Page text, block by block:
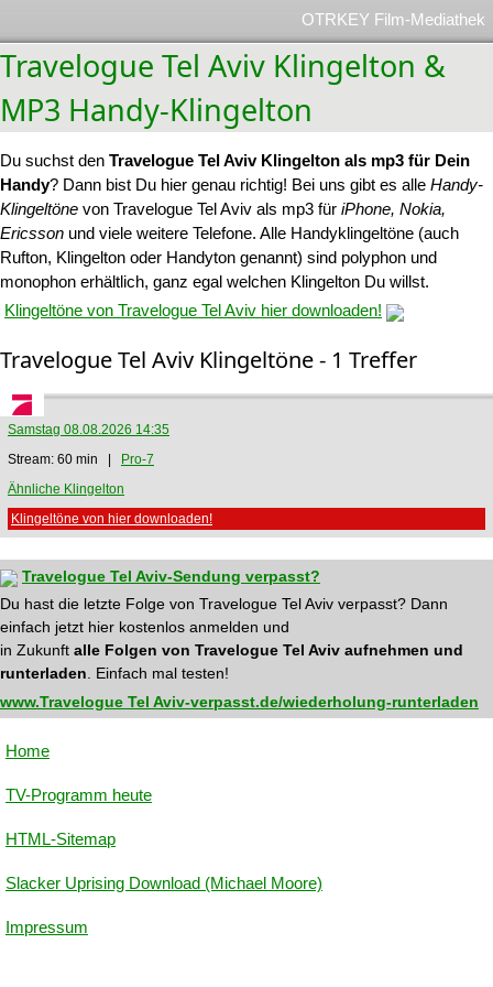
OTRKEY Film-Mediathek
Travelogue Tel Aviv Klingelton &
MP3 Handy-Klingelton
Du suchst den Travelogue Tel Aviv Klingelton als mp3 für Dein
Handy? Dann bist Du hier genau richtig! Bei uns gibt es alle Handy-
Klingeltöne von Travelogue Tel Aviv als mp3 für iPhone, Nokia,
Ericsson und viele weitere Telefone. Alle Handyklingeltöne (auch
Rufton, Klingelton oder Handyton genannt) sind polyphon und
monophon erhältlich, ganz egal welchen Klingelton Du willst.
Klingeltöne von Travelogue Tel Aviv hier downloaden!
Travelogue Tel Aviv Klingeltöne - 1 Treffer
Samstag 08.08.2026 14:35
Stream: 60 min |
Pro-7
Ähnliche Klingelton
Klingeltöne von hier downloaden!
Travelogue Tel Aviv-Sendung verpasst?
Du hast die letzte Folge von Travelogue Tel Aviv verpasst? Dann
einfach jetzt hier kostenlos anmelden und
in Zukunft alle Folgen von Travelogue Tel Aviv aufnehmen und
runterladen . Einfach mal testen!
www.Travelogue Tel Aviv-verpasst.de/wiederholung-runterladen
Home
TV-Programm heute
HTML-Sitemap
Slacker Uprising Download (Michael Moore)
Impressum